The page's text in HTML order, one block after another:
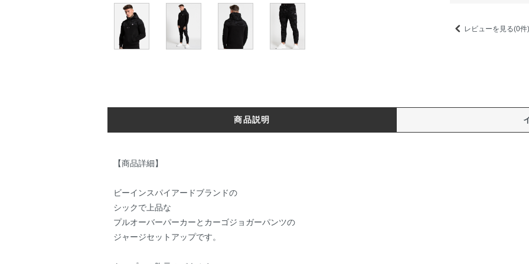
レビューを見る(0件)
商品説明
【商品詳細】
ビーインスパイアードブランドの
シックで上品な
プルオーバーパーカーとカーゴジョガーパンツの
ジャージセットアップです。